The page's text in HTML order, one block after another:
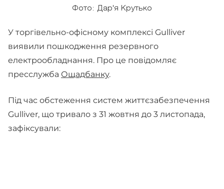
Фото: Дар'я Крутько
У торгівельно-офісному комплексі Gulliver
виявили пошкодження резервного
електрообладнання. Про це повідомляє
пресслужба Ощадбанку.
Під час обстеження систем життєзабезпечення
Gulliver, що тривало з 31 жовтня до 3 листопада,
зафіксували: